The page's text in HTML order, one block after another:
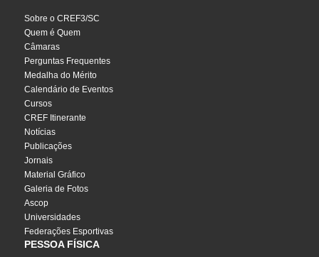
Sobre o CREF3/SC
Quem é Quem
Câmaras
Perguntas Frequentes
Medalha do Mérito
Calendário de Eventos
Cursos
CREF Itinerante
Notícias
Publicações
Jornais
Material Gráfico
Galeria de Fotos
Ascop
Universidades
Federações Esportivas
PESSOA FÍSICA